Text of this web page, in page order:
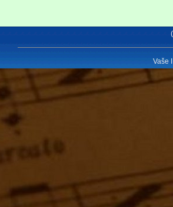
Vaše